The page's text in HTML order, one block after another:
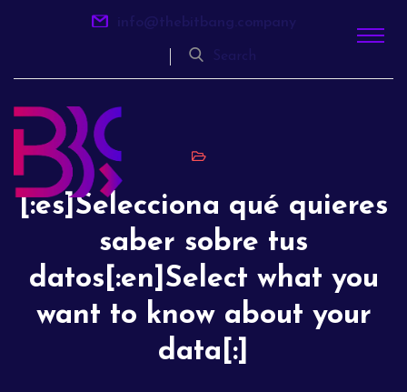
info@thebitbang.company
Search
[:es]Selecciona qué quieres
saber sobre tus
datos[:en]Select what you
want to know about your
data[:]